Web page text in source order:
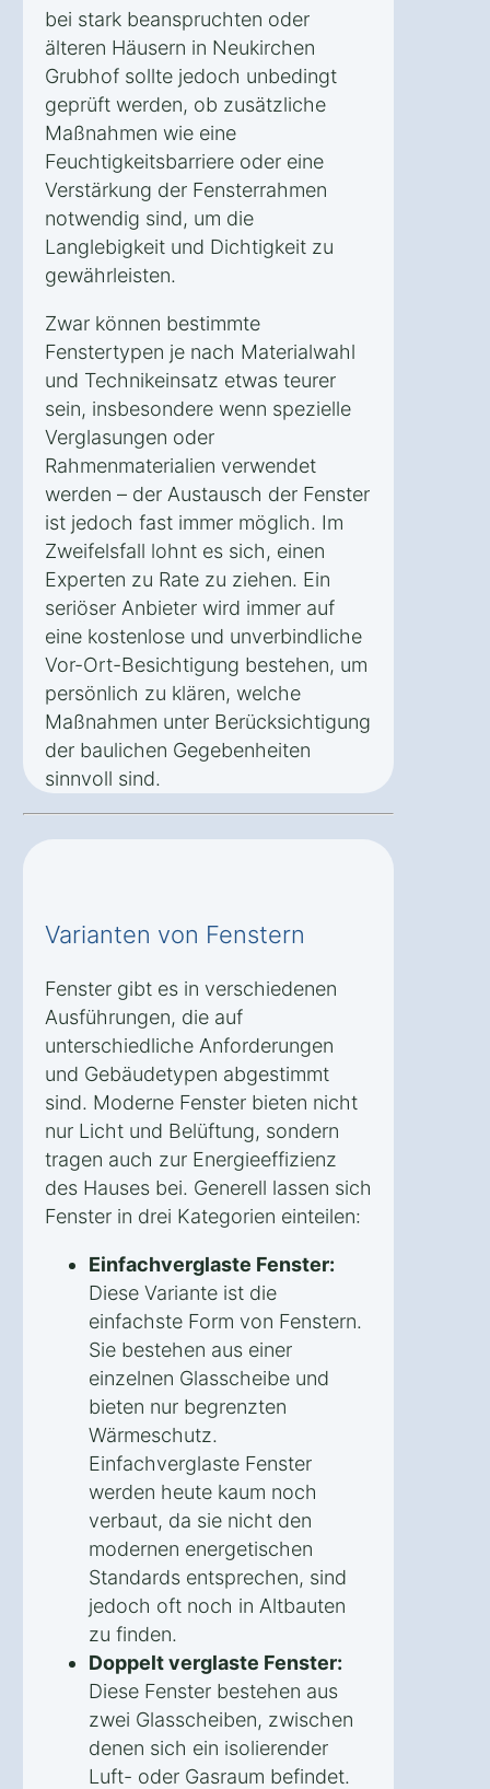
bei stark beanspruchten oder
älteren Häusern in Neukirchen
Grubhof sollte jedoch unbedingt
geprüft werden, ob zusätzliche
Maßnahmen wie eine
Feuchtigkeitsbarriere oder eine
Verstärkung der Fensterrahmen
notwendig sind, um die
Langlebigkeit und Dichtigkeit zu
gewährleisten.
Zwar können bestimmte
Fenstertypen je nach Materialwahl
und Technikeinsatz etwas teurer
sein, insbesondere wenn spezielle
Verglasungen oder
Rahmenmaterialien verwendet
werden – der Austausch der Fenster
ist jedoch fast immer möglich. Im
Zweifelsfall lohnt es sich, einen
Experten zu Rate zu ziehen. Ein
seriöser Anbieter wird immer auf
eine kostenlose und unverbindliche
Vor-Ort-Besichtigung bestehen, um
persönlich zu klären, welche
Maßnahmen unter Berücksichtigung
der baulichen Gegebenheiten
sinnvoll sind.
Varianten von Fenstern
Fenster gibt es in verschiedenen
Ausführungen, die auf
unterschiedliche Anforderungen
und Gebäudetypen abgestimmt
sind. Moderne Fenster bieten nicht
nur Licht und Belüftung, sondern
tragen auch zur Energieeffizienz
des Hauses bei. Generell lassen sich
Fenster in drei Kategorien einteilen:
Einfachverglaste Fenster:
Diese Variante ist die
einfachste Form von Fenstern.
Sie bestehen aus einer
einzelnen Glasscheibe und
bieten nur begrenzten
Wärmeschutz.
Einfachverglaste Fenster
werden heute kaum noch
verbaut, da sie nicht den
modernen energetischen
Standards entsprechen, sind
jedoch oft noch in Altbauten
zu finden.
Doppelt verglaste Fenster:
Diese Fenster bestehen aus
zwei Glasscheiben, zwischen
denen sich ein isolierender
Luft- oder Gasraum befindet.